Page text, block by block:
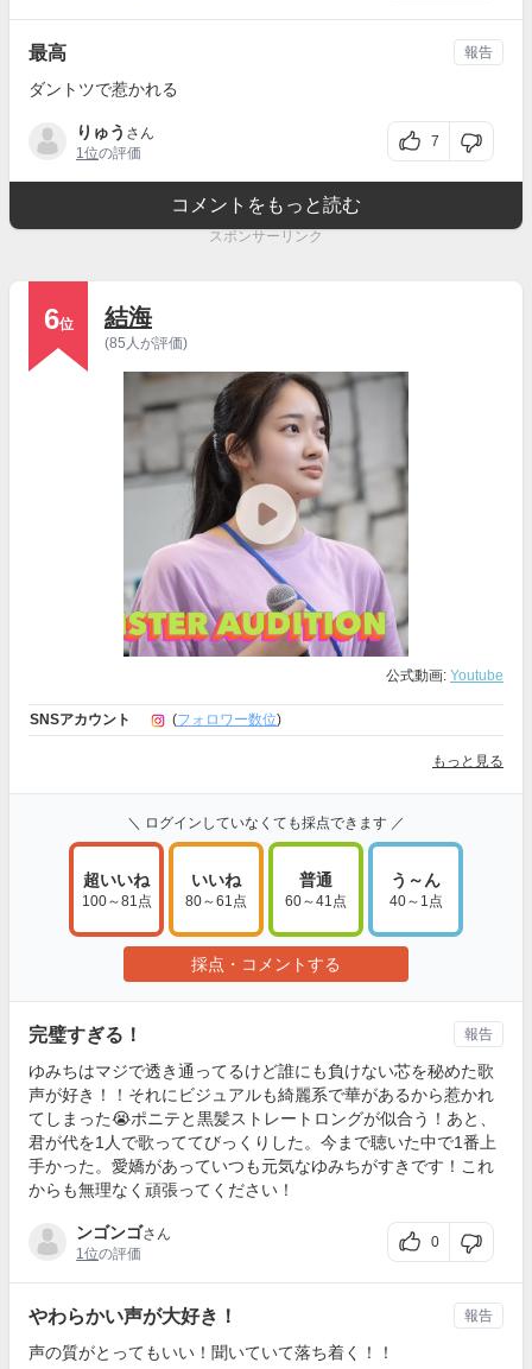
最高
ダントツで惹かれる
りゅう さん
1位の評価
7
報告
コメントをもっと読む
スポンサーリンク
6位 結海
(85人が評価)
公式動画: Youtube
SNSアカウント (フォロワー数位)
もっと見る
＼ ログインしていなくても採点できます ／
超いいね
100～81点
いいね
80～61点
普通
60～41点
う～ん
40～1点
採点・コメントする
完璧すぎる！
ゆみちはマジで透き通ってるけど誰にも負けない芯を秘めた歌
声が好き！！それにビジュアルも綺麗系で華があるから惹かれ
てしまった😭ポニテと黒髪ストレートロングが似合う！あと、
君が代を1人で歌っててびっくりした。今まで聴いた中で1番上
手かった。愛嬌があっていつも元気なゆみちがすきです！これ
からも無理なく頑張ってください！
ンゴンゴさん
1位の評価
0
報告
やわらかい声が大好き！
声の質がとってもいい！聞いていて落ち着く！！
報告